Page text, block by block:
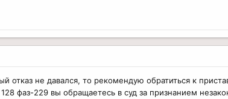
отказ не давался, то рекомендую обратиться к
128 фаз-229 вы обращаетесь в суд за признанием